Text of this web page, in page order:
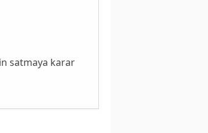
satmaya karar